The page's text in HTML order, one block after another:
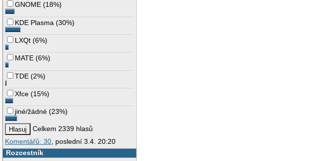
GNOME (18%)
KDE Plasma (30%)
LXQt (6%)
MATE (6%)
TDE (2%)
Xfce (15%)
jiné/žádné (23%)
Celkem 2339 hlasů
Komentářů: 30 , poslední 3.4. 20:20
Rozcestník